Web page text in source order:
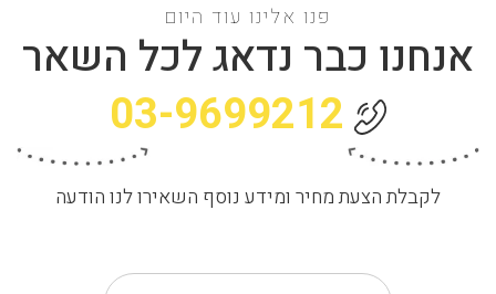
פנו אלינו עוד היום
אנחנו כבר נדאג לכל השאר
03-9699212
לקבלת הצעת מחיר ומידע נוסף השאירו לנו הודעה